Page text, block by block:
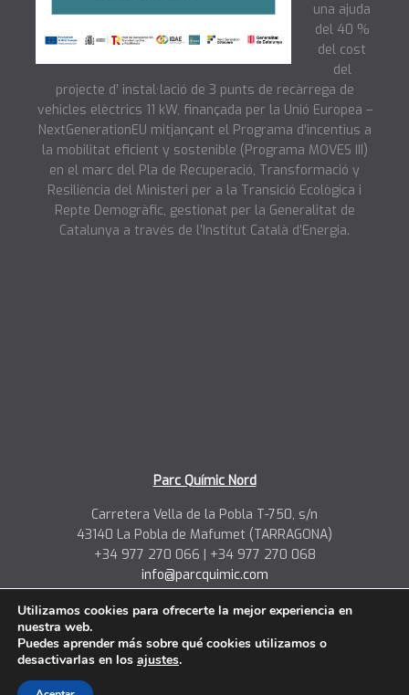
una ajuda
del 40 %
del cost
del
projecte d’ instal·lació de 3 punts de recàrrega de
vehicles elèctrics 11 kW, finançada per la Unió Europea –
NextGenerationEU mitjançant el Programa d'incentius a
la mobilitat eficient y sostenible (Programa MOVES III)
en el marc del Pla de Recuperació, Transformació y
Resiliència del Ministeri per a la Transició Ecològica i
Repte Demogràfic, gestionat per la Generalitat de
Catalunya a través de l’Institut Català d’Energia.
Parc Químic Nord
Carretera Vella de la Pobla T-750, s/n
43140 La Pobla de Mafumet (TARRAGONA)
+34 977 270 066 | +34 977 270 068
info@parcquimic.com
Coordenades de localització:
41.186126, 1.220808
Utilizamos cookies para ofrecerte la mejor experiencia en
nuestra web.
Puedes aprender más sobre qué cookies utilizamos o
desactivarlas en los ajustes.